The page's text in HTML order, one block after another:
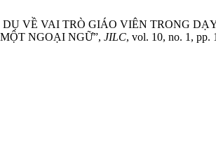
VỀ VAI TRÒ GIÁO VIÊN TRONG
NGOẠI NGỮ”, JILC, vol. 10, no. 1, pp.